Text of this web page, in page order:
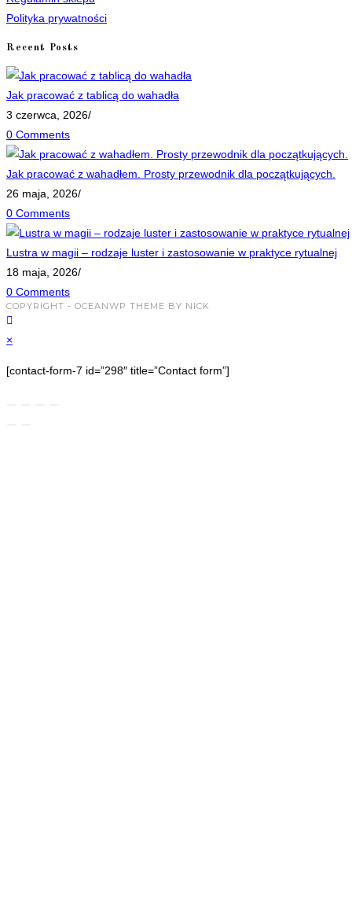
new
Polityka prywatności
Recent Posts
Jak pracować z tablicą do wahadła
3 czerwca, 2026/
0 Comments
Jak pracować z wahadłem. Prosty przewodnik dla początkujących.
26 maja, 2026/
0 Comments
Lustra w magii – rodzaje luster i zastosowanie w praktyce rytualnej
18 maja, 2026/
0 Comments
COPYRIGHT - OCEANWP THEME BY NICK
×
[contact-form-7 id=”298″ title=”Contact form”]